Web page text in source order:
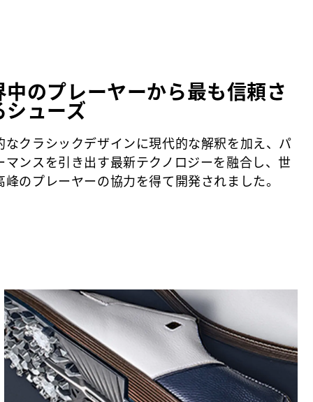
Spiked
Most Stable
Firm
中のプレーヤーから最も信頼さ
シューズ
なクラシックデザインに現代的な解釈を加え、パ
マンスを引き出す最新テクノロジーを融合し、世
峰のプレーヤーの協力を得て開発されました。